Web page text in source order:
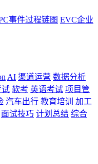
事件过程链图 EVC企业
AI 渠道运营 数据分析
试 软考 英语考试 项目管
汽车出行 教育培训
加工
面试技巧 计划总结 综合